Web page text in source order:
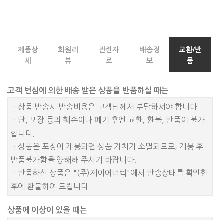
제품상
세
회원리
뷰
관련자
료
배송정
보
교환/반
품
고객 변심에 의한 배송 받은 상품을 반품하실 때는
ㆍ상품 반송시 반송비용은 고객님께서 부담하셔야 합니다.
ㆍ단, 포장 등의 훼손이나 폐기 후엔 교환, 환불, 반품이 불가
합니다.
ㆍ상품은 포장이 개봉되면 상품 가치가 소멸되므로, 개봉 후
반품불가함을 양해해 주시기 바랍니다.
ㆍ반품하신 상품은 "(주)제이에너텍"에서 반송상태를 확인한
후에 환불하여 드립니다.
상품에 이상이 있을 때는